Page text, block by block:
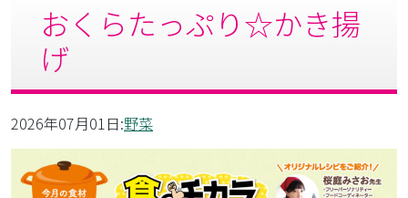
おくらたっぷり☆かき揚
げ
2026年07月01日:野菜